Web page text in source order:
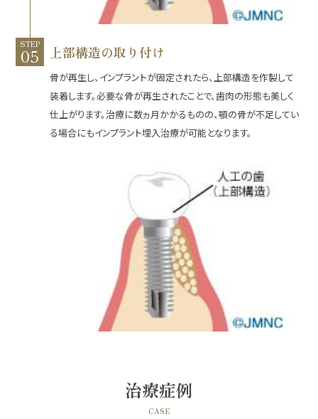
STEP 上部構造の取り付け
骨が再生し、インプラントが固定されたら、上部構造を作製して
装着します。必要な骨が再生されたことで、歯肉の形態も美しく
仕上がります。治療に数ヵ月かかるものの、顎の骨が不足してい
る場合にもインプラント埋入治療が可能となります。
治療症例
CASE